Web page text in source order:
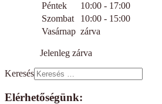
Péntek
10:00 - 17:00
Szombat
10:00 - 15:00
Vasárnap zárva
Jelenleg zárva
Keresés
Elérhetőségünk: